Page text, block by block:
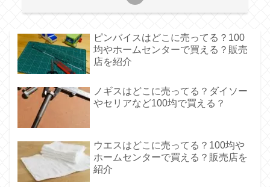
ピンバイスはどこに売ってる？100
均やホームセンターで買える？販売
店を紹介
ノギスはどこに売ってる？ダイソー
やセリアなど100均で買える？
ウエスはどこに売ってる？100均や
ホームセンターで買える？販売店を
紹介